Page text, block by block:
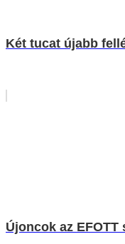
Két tucat újabb
Újoncok az EFOTT